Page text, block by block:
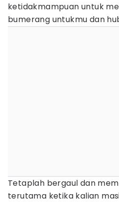
ketidakmampuan untuk
bumerang untukmu dan
Tetaplah bergaul dan
terutama ketika kalian